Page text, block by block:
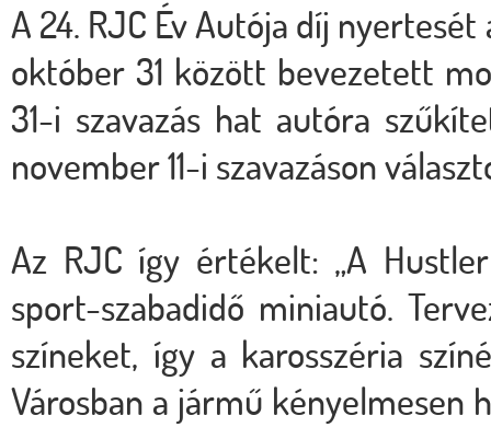
A 24. RJC Év Autója díj nyertesét
október 31 között bevezetett
31-i szavazás hat autóra
november 11-i szavazáson
Az RJC így értékelt: „A
sport-szabadidő miniautó.
színeket, így a karosszéria
Városban a jármű kényelmesen